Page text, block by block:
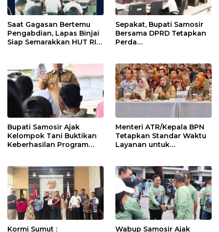
Saat Gagasan Bertemu
Pengabdian, Lapas Binjai
Siap Semarakkan HUT RI
Sepakat, Bupati Samosir
Bersama DPRD Tetapkan
Perda
Pengelolaan Sampah
Bupati Samosir Ajak
Kelompok Tani Buktikan
Keberhasilan Program
Disalurkan
Menteri ATR/Kepala BPN
Tetapkan Standar Waktu
Layanan untuk
Kormi Sumut : Wabup Samosir Ajak